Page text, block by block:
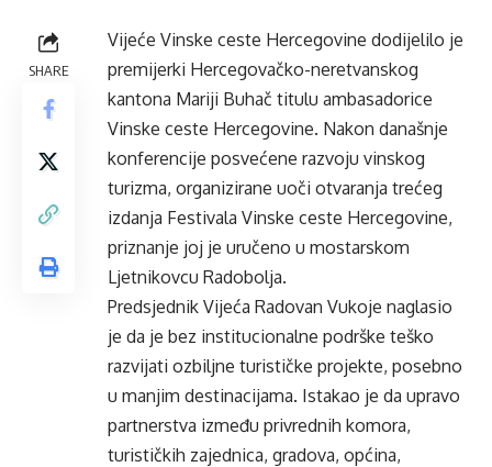
SHARE
Vijeće Vinske ceste Hercegovine dodijelilo je
premijerki Hercegovačko-neretvanskog
kantona Mariji Buhač titulu ambasadorice
Vinske ceste Hercegovine. Nakon današnje
konferencije posvećene razvoju vinskog
turizma, organizirane uoči otvaranja trećeg
izdanja Festivala Vinske ceste Hercegovine,
priznanje joj je uručeno u mostarskom
Ljetnikovcu Radobolja.
Predsjednik Vijeća Radovan Vukoje naglasio
je da je bez institucionalne podrške teško
razvijati ozbiljne turističke projekte, posebno
u manjim destinacijama. Istakao je da upravo
partnerstva između privrednih komora,
turističkih zajednica, gradova, općina,